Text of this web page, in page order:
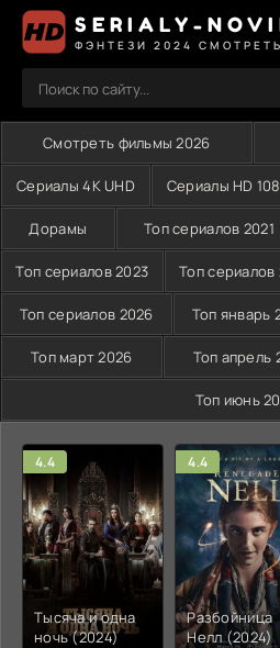
SERIALY-
ФЭНТЕЗИ 2024 СМОТРЕТЬ
Смотреть фильмы 2026
Сериалы 4K UHD Сериалы HD
Дорамы Топ сериалов 2021
Топ сериалов 2023 Топ сериалов
Топ сериалов 2026 Топ январь
Топ март 2026 Топ апрель
Топ июнь
4.4
Тысяча и одна
ночь (2024)
4.4
Разбойница
Нелл (2024)